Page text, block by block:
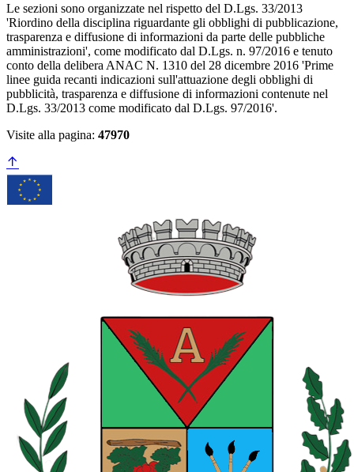
Le sezioni sono organizzate nel rispetto del D.Lgs. 33/2013
'Riordino della disciplina riguardante gli obblighi di pubblicazione,
trasparenza e diffusione di informazioni da parte delle pubbliche
amministrazioni', come modificato dal D.Lgs. n. 97/2016 e tenuto
conto della delibera ANAC N. 1310 del 28 dicembre 2016 'Prime
linee guida recanti indicazioni sull'attuazione degli obblighi di
pubblicità, trasparenza e diffusione di informazioni contenute nel
D.Lgs. 33/2013 come modificato dal D.Lgs. 97/2016'.
Visite alla pagina: 47970